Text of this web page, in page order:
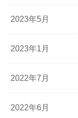
2023年5月
2023年1月
2022年7月
2022年6月